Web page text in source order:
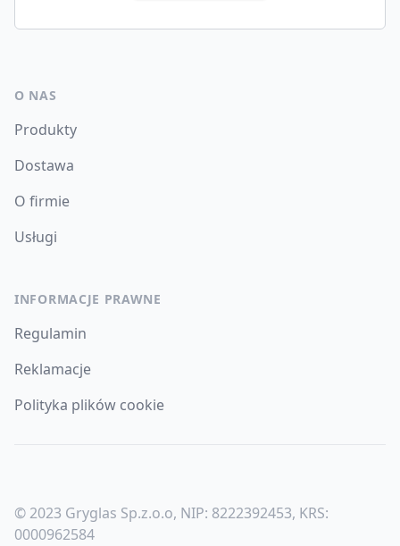
O NAS
Produkty
Dostawa
O firmie
Usługi
INFORMACJE PRAWNE
Regulamin
Reklamacje
Polityka plików cookie
© 2023 Gryglas Sp.z.o.o, NIP: 8222392453, KRS:
0000962584